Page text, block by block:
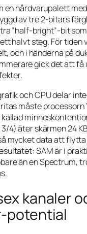
en hårdvarupalett med
av tre 2-bitars
”half-bright”-bit
halvt steg. För tiden
och i händerna på
gick det att få
och CPU delar
måste processorn
kallad
4) äter skärmen 24
mycket data att
SAM är i
än en Spectrum,
kanaler
potential